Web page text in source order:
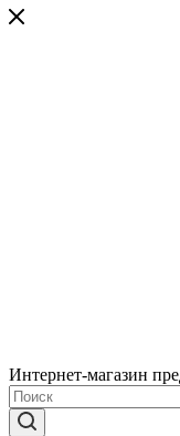
Интернет-магазин